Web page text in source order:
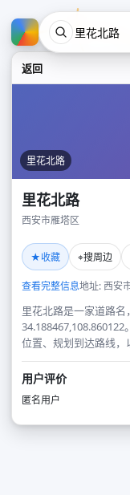
返回
里花北路
里花北路
西安市雁塔区
★收藏 ⌖搜周边
查看完整信息地址: 西安
里花北路是一家道路名
位置、规划到达路线，
用户评价
匿名用户